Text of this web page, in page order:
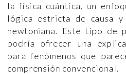
la física cuántica, un
lógica estricta de causa
newtoniana. Este tipo de
podría ofrecer una
para fenómenos que
comprensión convencional.